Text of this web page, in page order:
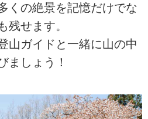
くの絶景を記憶だけでな
残せます。
山ガイドと一緒に山の中
ましょう！